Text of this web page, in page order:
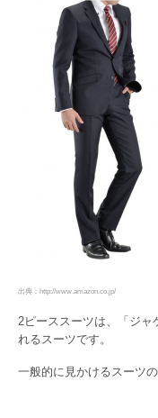
出典：http://www.amazon.co.jp/
2ピーススーツは、「ジャ
れるスーツです。
一般的に見かけるスーツ